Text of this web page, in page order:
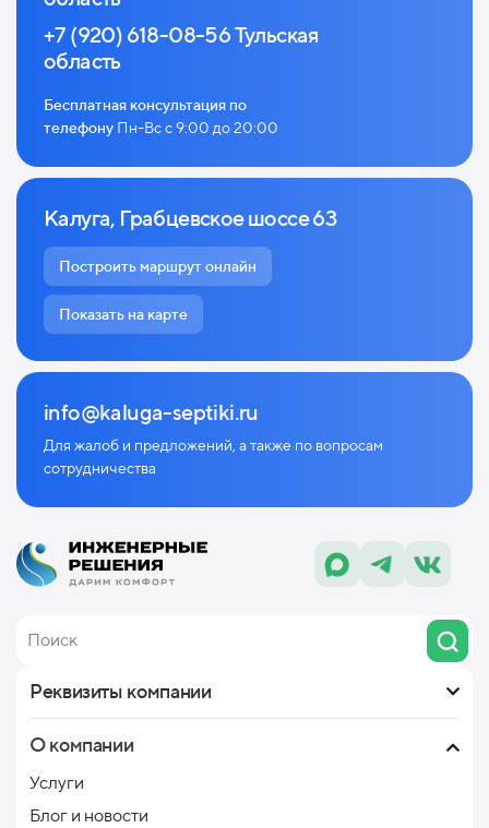
+7 (920) 618-08-56 Тульская
область
Бесплатная консультация по
телефону Пн-Вс с 9:00 до 20:00
Калуга, Грабцевское шоссе 63
Построить маршрут онлайн
Показать на карте
info@kaluga-septiki.ru
Для жалоб и предложений, а также по вопросам
сотрудничества
Реквизиты компании
О компании
Услуги
Блог и новости